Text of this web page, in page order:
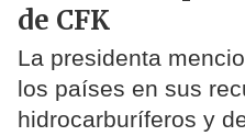
de CFK
La presidenta
los países en sus
hidrocarburíferos y